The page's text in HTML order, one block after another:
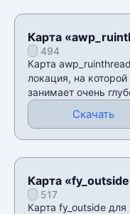
Карта
494
Карта
локация, на
занимает очень
Скачать
Карта
517
Карта fy_outside